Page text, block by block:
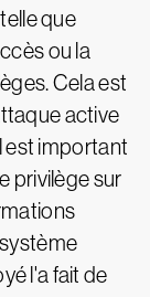
que
ou la
Cela est
active
est important
privilège sur
l'a fait de